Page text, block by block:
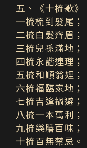
五、《十梳歌》
一梳梳到髮尾；
二梳白髮齊眉；
三梳兒孫滿地；
四梳永諧連理；
五梳和順翁娌；
六梳福臨家地；
七梳吉逢禍避；
八梳一本萬利；
九梳樂膳百味；
十梳百無禁忌。